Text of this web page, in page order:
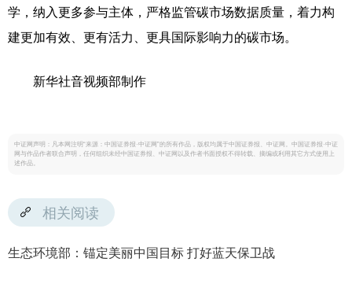
学，纳入更多参与主体，严格监管碳市场数据质量，着力构
建更加有效、更有活力、更具国际影响力的碳市场。
新华社音视频部制作
中证网声明：凡本网注明“来源：中国证券报·中证网”的所有作品，版权均属于中国证券报、中证网。中国证券报·中证
网与作品作者联合声明，任何组织未经中国证券报、中证网以及作者书面授权不得转载、摘编或利用其它方式使用上
述作品。
相关阅读
生态环境部：锚定美丽中国目标 打好蓝天保卫战